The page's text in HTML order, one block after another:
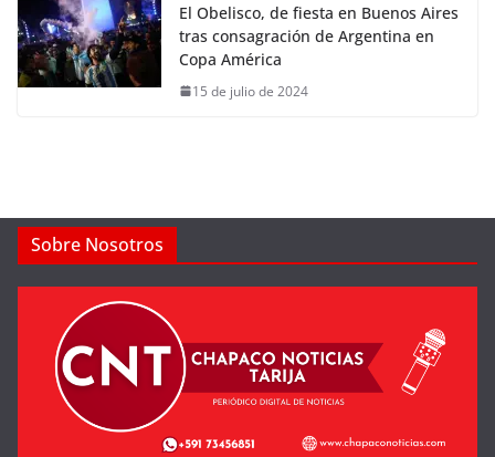
El Obelisco, de fiesta en Buenos Aires
tras consagración de Argentina en
Copa América
15 de julio de 2024
Sobre Nosotros